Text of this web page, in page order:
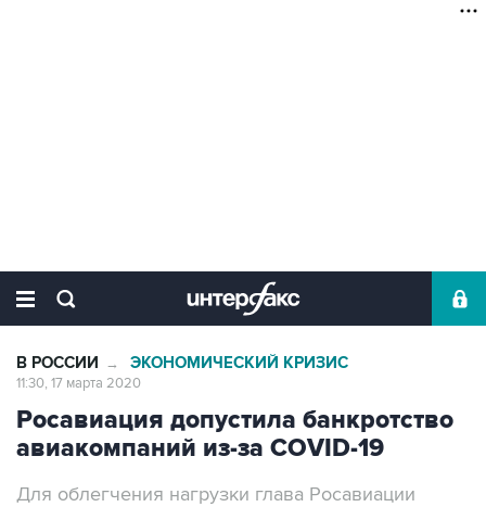
В РОССИИ → ЭКОНОМИЧЕСКИЙ КРИЗИС
11:30, 17 марта 2020
Росавиация допустила банкротство
авиакомпаний из-за COVID-19
Для облегчения нагрузки глава Росавиации